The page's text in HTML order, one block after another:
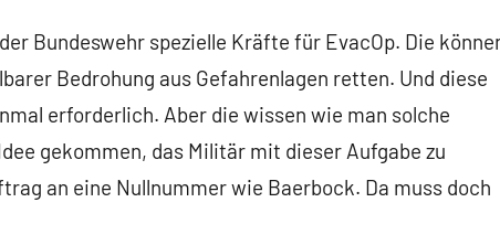
Bundeswehr spezielle Kräfte für EvacOp. Die
Bedrohung aus Gefahrenlagen retten. Und diese
erforderlich. Aber die wissen wie man solche
gekommen, das Militär mit dieser Aufgabe zu
an eine Nullnummer wie Baerbock. Da muss doch